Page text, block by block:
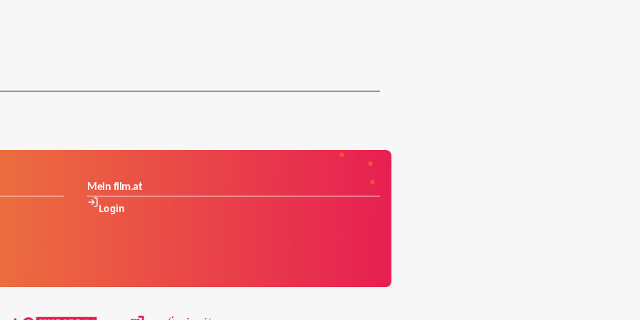
Mein film.at
Login